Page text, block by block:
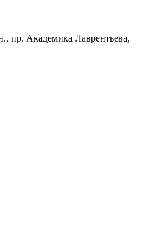
пр. Академика Лаврентьева,